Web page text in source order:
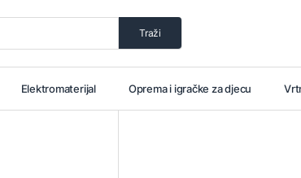
Traži
Elektromaterijal Oprema i igračke za djecu